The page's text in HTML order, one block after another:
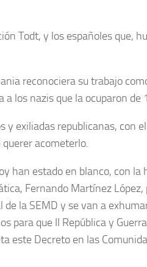
Todt, y los españoles que,
reconociera su trabajo
a los nazis que la ocuparon de
exiliadas republicanas, con
acometerlo.
han estado en blanco, con
Fernando Martínez
la SEMD y se van a
para que II República y
este Decreto en las